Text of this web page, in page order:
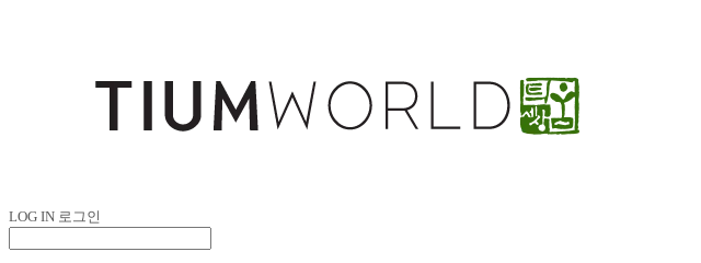
LOG IN 로그인